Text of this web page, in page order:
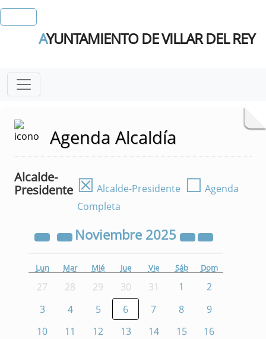
AYUNTAMIENTO DE VILLAR DEL REY
Agenda Alcaldía
Alcalde-
Presidente ☒ Alcalde-Presidente ☐ Agenda
Completa
Noviembre 2025
Lun Mar Mié Jue Vie Sáb Dom
27 28 29 30 31 1
2
3
4 5 6 7 8
9
10
11 12 13 14 15
16